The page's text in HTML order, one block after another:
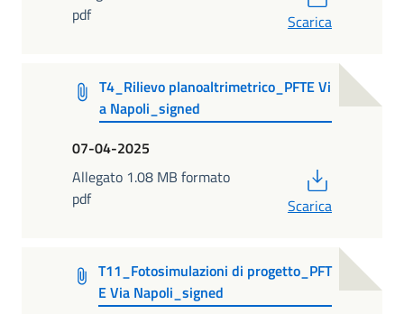
pdf
Scarica
T4_Rilievo planoaltrimetrico_PFTE Vi
a Napoli_signed
07-04-2025
Allegato 1.08 MB formato
pdf
Scarica
T11_Fotosimulazioni di progetto_PFT
E Via Napoli_signed